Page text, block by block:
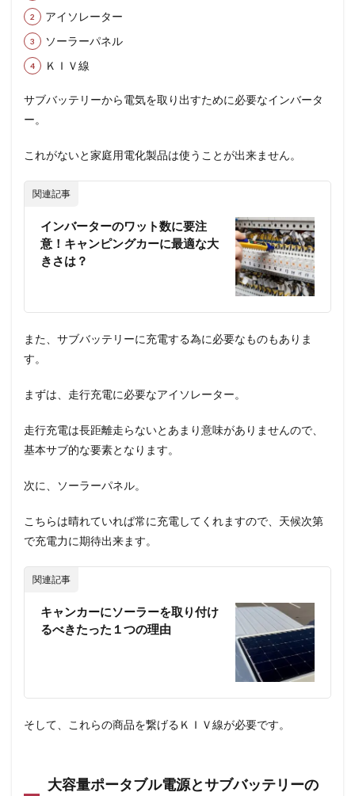
アイソレーター
ソーラーパネル
ＫＩＶ線
サブバッテリーから電気を取り出すために必要なインバータ
ー。
これがないと家庭用電化製品は使うことが出来ません。
関連記事
インバーターのワット数に要注
意！キャンピングカーに最適な大
きさは？
また、サブバッテリーに充電する為に必要なものもありま
す。
まずは、走行充電に必要なアイソレーター。
走行充電は長距離走らないとあまり意味がありませんので、
基本サブ的な要素となります。
次に、ソーラーパネル。
こちらは晴れていれば常に充電してくれますので、天候次第
で充電力に期待出来ます。
関連記事
キャンカーにソーラーを取り付け
るべきたった１つの理由
そして、これらの商品を繋げるＫＩＶ線が必要です。
大容量ポータブル電源とサブバッテリーの